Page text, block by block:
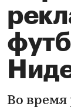
Во время